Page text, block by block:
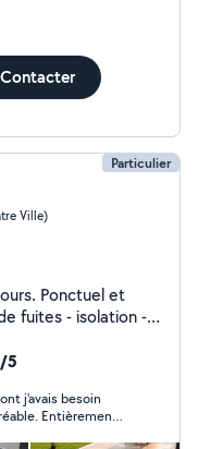
Contacter
Particulier
Ville)
Ponctuel et
et toiture (en
) -pose et fixation
5
j'avais besoin